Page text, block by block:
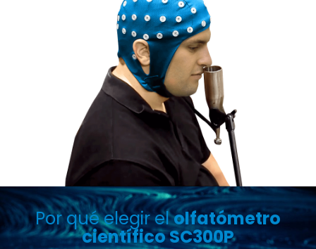
Por qué elegir elolfatómetro
científico SC300P